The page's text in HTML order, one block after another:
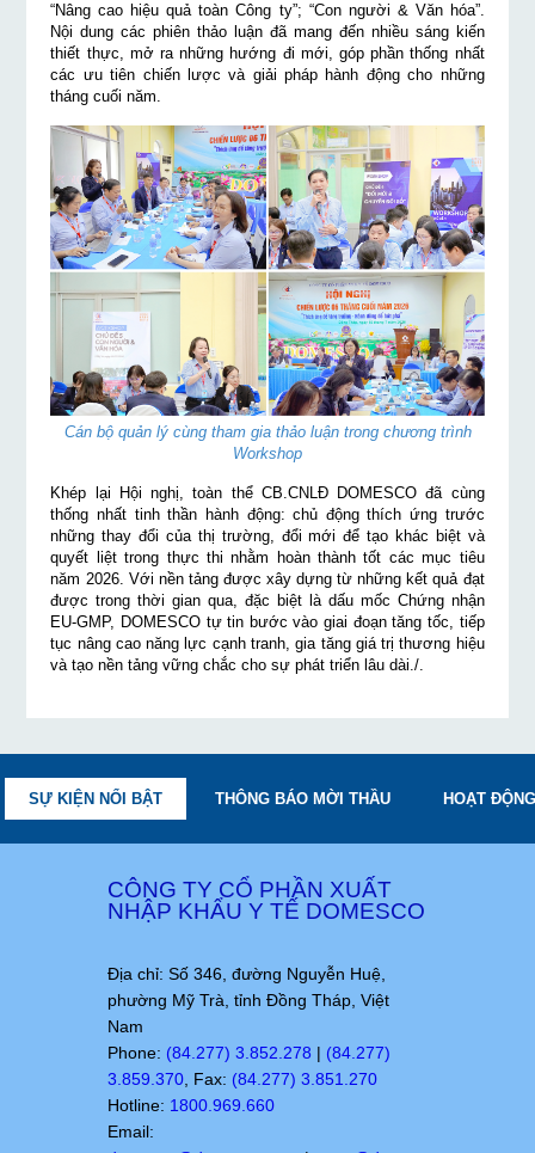
“Nâng cao hiệu quả toàn Công ty”; “Con người & Văn hóa”.
Nội dung các phiên thảo luận đã mang đến nhiều sáng kiến
thiết thực, mở ra những hướng đi mới, góp phần thống nhất
các ưu tiên chiến lược và giải pháp hành động cho những
tháng cuối năm.
Cán bộ quản lý cùng tham gia thảo luận trong chương trình
Workshop
Khép lại Hội nghị, toàn thể CB.CNLĐ DOMESCO đã cùng
thống nhất tinh thần hành động: chủ động thích ứng trước
những thay đổi của thị trường, đổi mới để tạo khác biệt và
quyết liệt trong thực thi nhằm hoàn thành tốt các mục tiêu
năm 2026. Với nền tảng được xây dựng từ những kết quả đạt
được trong thời gian qua, đặc biệt là dấu mốc Chứng nhận
EU-GMP, DOMESCO tự tin bước vào giai đoạn tăng tốc, tiếp
tục nâng cao năng lực cạnh tranh, gia tăng giá trị thương hiệu
và tạo nền tảng vững chắc cho sự phát triển lâu dài./.
SỰ KIỆN NỔI BẬT THÔNG BÁO MỜI THẦU HOẠT
CÔNG TY CỔ PHẦN XUẤT
NHẬP KHẨU Y TẾ DOMESCO
Địa chỉ: Số 346, đường Nguyễn Huệ,
phường Mỹ Trà, tỉnh Đồng Tháp, Việt
Nam
Phone: (84.277) 3.852.278 | (84.277)
3.859.370, Fax: (84.277) 3.851.270
Hotline: 1800.969.660
Email: